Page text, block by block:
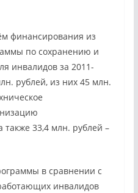
финансирования из
по сохранению и
инвалидов за 2011-
рублей, из них 45 млн.
также 33,4 млн. рублей –
в сравнении с
инвалидов